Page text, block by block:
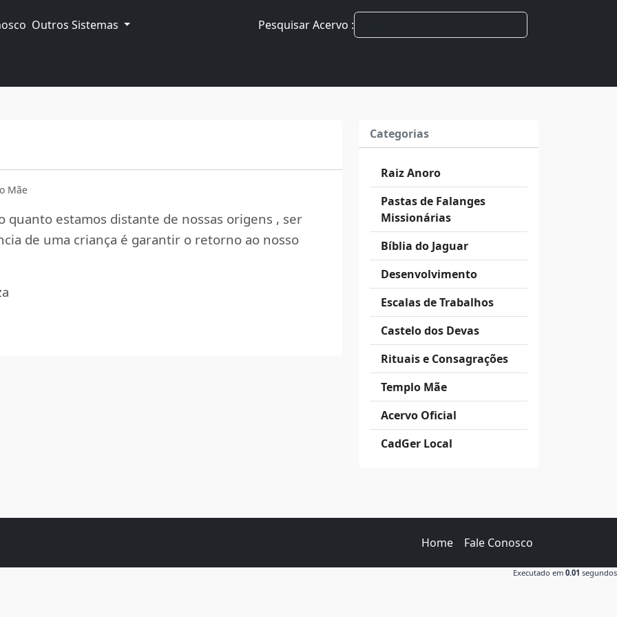
Outros Sistemas
Pesquisar Acervo :
Mãe
quanto estamos distante de nossas origens , ser
de uma criança é garantir o retorno ao nosso
Categorias
Raiz Anoro
Pastas de Falanges
Missionárias
Bíblia do Jaguar
Desenvolvimento
Escalas de Trabalhos
Castelo dos Devas
Rituais e Consagrações
Templo Mãe
Acervo Oficial
CadGer Local
Home Fale Conosco
Executado em 0.01 segundos